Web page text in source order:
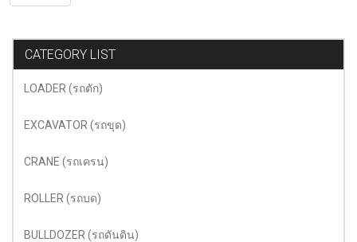
CATEGORY LIST
LOADER (รถตัก)
EXCAVATOR (รถขุด)
CRANE (รถเครน)
ROLLER (รถบด)
BULLDOZER (รถดันดิน)